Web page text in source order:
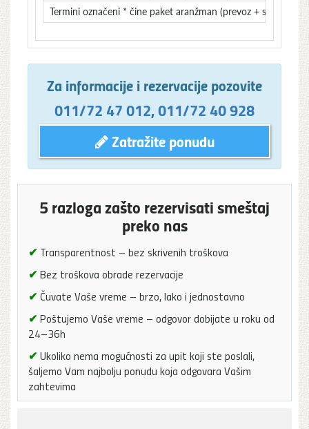
Termini označeni * čine paket aranžman (prevoz + smeštaj) i
Za informacije i rezervacije pozovite
011/72 47 012,011/72 40 928
Zatražite ponudu
5 razloga zašto rezervisati smeštaj
preko nas
✔ Transparentnost – bez skrivenih troškova
✔ Bez troškova obrade rezervacije
✔ Čuvate Vaše vreme – brzo, lako i jednostavno
✔ Poštujemo Vaše vreme – odgovor dobijate u roku od
24–36h
✔ Ukoliko nema mogućnosti za upit koji ste poslali,
šaljemo Vam najbolju ponudu koja odgovara Vašim
zahtevima